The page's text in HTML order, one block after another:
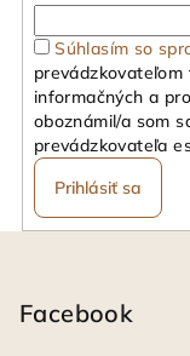
Súhlasím so
informačných a
oboznámil/a som
prevádzkovateľa
Prihlásiť sa
Facebook